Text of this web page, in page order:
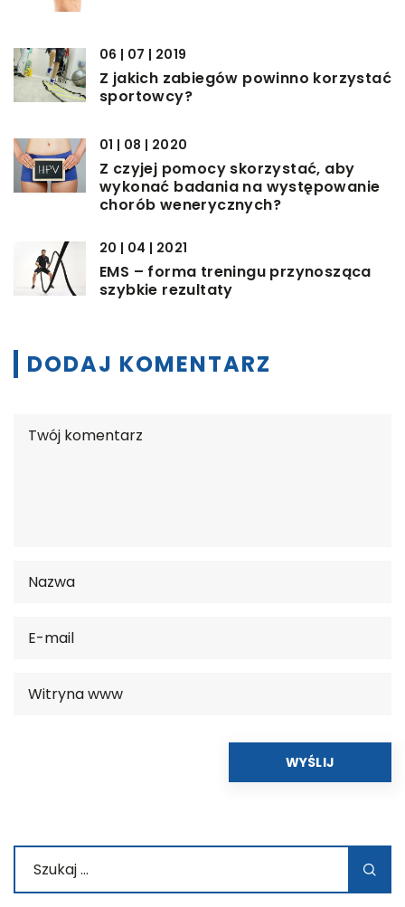
06 | 07 | 2019
Z jakich zabiegów powinno korzystać
sportowcy?
01 | 08 | 2020
Z czyjej pomocy skorzystać, aby
wykonać badania na występowanie
chorób wenerycznych?
20 | 04 | 2021
EMS – forma treningu przynosząca
szybkie rezultaty
DODAJ KOMENTARZ